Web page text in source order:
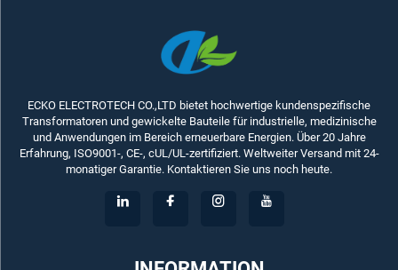
ECKO ELECTROTECH CO.,LTD bietet hochwertige kundenspezifische
Transformatoren und gewickelte Bauteile für industrielle, medizinische
und Anwendungen im Bereich erneuerbare Energien. Über 20 Jahre
Erfahrung, ISO9001-, CE-, cUL/UL-zertifiziert. Weltweiter Versand mit 24-
monatiger Garantie. Kontaktieren Sie uns noch heute.